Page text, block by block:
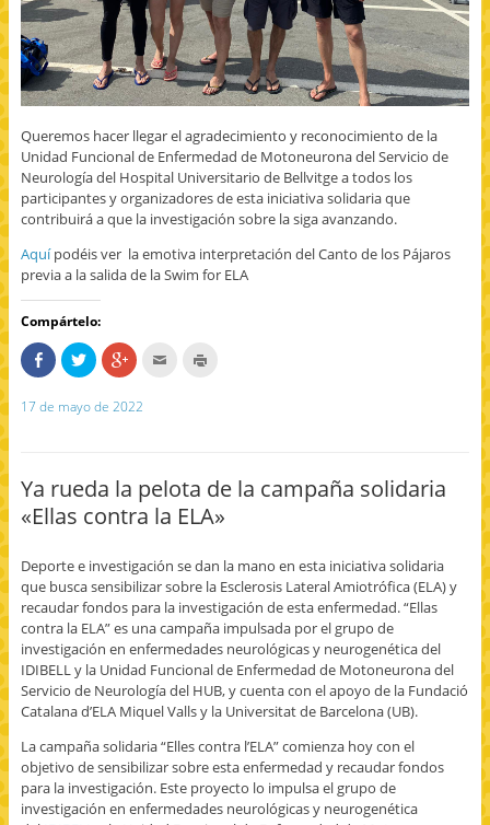
u
n
a
v
e
n
t
a
a
n
u
e
v
a
)
Queremos hacer llegar el agradecimiento y reconocimiento de la
Unidad Funcional de Enfermedad de Motoneurona del Servicio de
Neurología del Hospital Universitario de Bellvitge a todos los
participantes y organizadores de esta iniciativa solidaria que
contribuirá a que la investigación sobre la siga avanzando.
Aquípodéis ver la emotiva interpretación del Canto de los Pájaros
previa a la salida de la Swim for ELA
Compártelo:
C
o
a
F
a
e
o
k
(
S
e
a
b
r
e
e
n
u
v
e
n
t
a
n
H
a
l
a
c
o
m
r
i
r
e
n
T
w
i
t
t
e
(
S
e
a
b
r
e
H
a
l
a
c
o
m
r
t
i
r
e
n
G
o
o
g
l
e
(
S
e
a
b
r
e
a
e
n
v
r
p
o
r
o
r
r
e
o
e
l
c
t
r
ó
n
i
c
a
i
m
p
m
i
r
(
S
e
a
b
r
e
e
n
a
v
e
n
t
a
17 de mayo de 2022
Ya rueda la pelota de la campaña solidaria
«Ellas contra la ELA»
Deporte e investigación se dan la mano en esta iniciativa solidaria
que busca sensibilizar sobre la Esclerosis Lateral Amiotrófica (ELA) y
recaudar fondos para la investigación de esta enfermedad. “Ellas
contra la ELA” es una campaña impulsada por el grupo de
investigación en enfermedades neurológicas y neurogenética del
IDIBELL y la Unidad Funcional de Enfermedad de Motoneurona del
Servicio de Neurología del HUB, y cuenta con el apoyo de la Fundació
Catalana d’ELA Miquel Valls y la Universitat de Barcelona (UB).
La campaña solidaria “Elles contra l’ELA” comienza hoy con el
objetivo de sensibilizar sobre esta enfermedad y recaudar fondos
para la investigación. Este proyecto lo impulsa el grupo de
investigación en enfermedades neurológicas y neurogenética